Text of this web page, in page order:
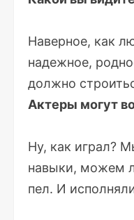
Наверное, как
надежное,
должно
Актеры могут
Ну, как играл?
навыки, можем
пел. И